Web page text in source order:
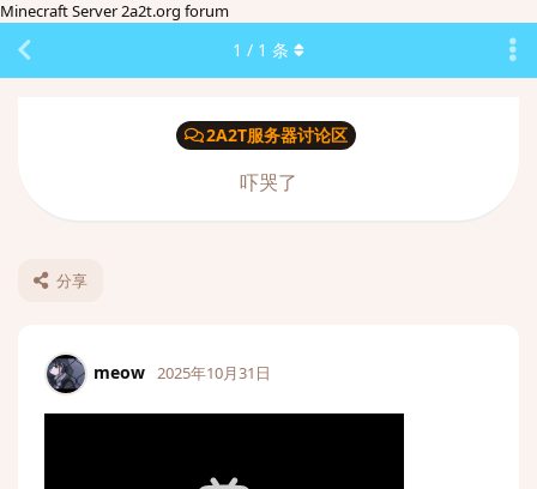
Minecraft Server 2a2t.org forum
2A2T服务器讨论区
吓哭了
分享
1 / 1 条
meow 2025年10月31日